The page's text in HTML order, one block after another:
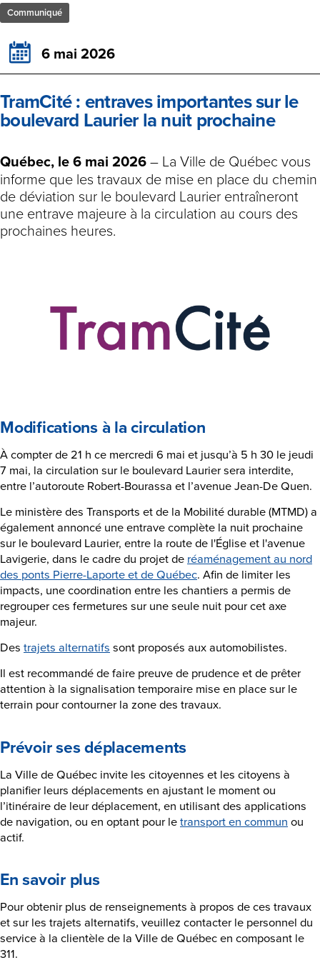
Communiqué
6 mai 2026
TramCité : entraves importantes sur le
boulevard Laurier la nuit prochaine
Québec, le 6 mai 2026– La Ville de Québec vous
informe que les travaux de mise en place du chemin
de déviation sur le boulevard Laurier entraîneront
une entrave majeure à la circulation au cours des
prochaines heures.
Modifications à la circulation
À compter de 21 h ce mercredi 6 mai et jusqu’à 5 h 30 le jeudi
7 mai, la circulation sur le boulevard Laurier sera interdite,
entre l’autoroute Robert-Bourassa et l’avenue Jean-De Quen.
Le ministère des Transports et de la Mobilité durable (MTMD) a
également annoncé une entrave complète la nuit prochaine
sur le boulevard Laurier, entre la route de l'Église et l'avenue
Lavigerie, dans le cadre du projet de réaménagement au nord
des ponts Pierre-Laporte et de Québec. Afin de limiter les
impacts, une coordination entre les chantiers a permis de
regrouper ces fermetures sur une seule nuit pour cet axe
majeur.
Des trajets alternatifs sont proposés aux automobilistes.
Il est recommandé de faire preuve de prudence et de prêter
attention à la signalisation temporaire mise en place sur le
terrain pour contourner la zone des travaux.
Prévoir ses déplacements
La Ville de Québec invite les citoyennes et les citoyens à
planifier leurs déplacements en ajustant le moment ou
l’itinéraire de leur déplacement, en utilisant des applications
de navigation, ou en optant pour letransport en commun ou
actif.
En savoir plus
Pour obtenir plus de renseignements à propos de ces travaux
et sur les trajets alternatifs, veuillez contacter le personnel du
service à la clientèle de la Ville de Québec en composant le
311.